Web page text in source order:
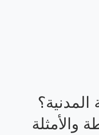
والأمثلة